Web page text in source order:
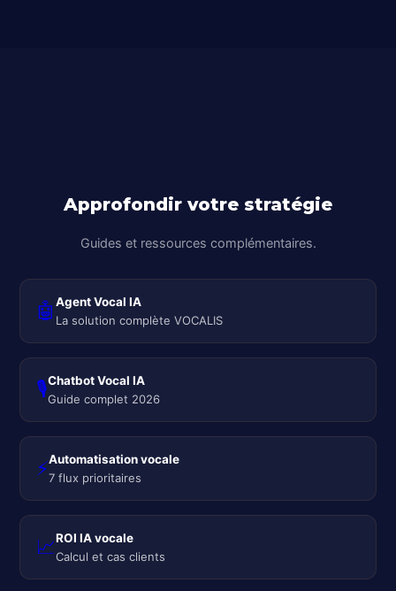
Approfondir votre stratégie
Guides et ressources complémentaires.
🤖Agent Vocal IA
La solution complète VOCALIS
🎙️Chatbot Vocal IA
Guide complet 2026
⚡Automatisation vocale
7 flux prioritaires
📈ROI IA vocale
Calcul et cas clients